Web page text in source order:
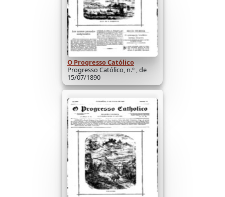
O Progresso Católico
Progresso Católico, n.º , de
15/07/1890